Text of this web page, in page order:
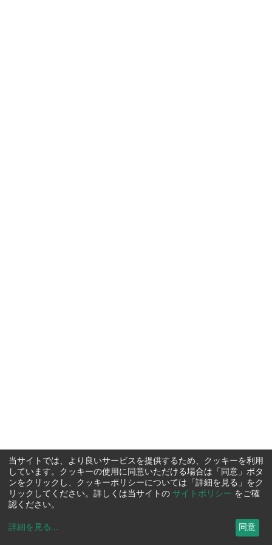
当サイトでは、より良いサービスを提供するため、クッキーを利用
しています。クッキーの使用に同意いただける場合は「同意」ボタ
ンをクリックし、クッキーポリシーについては「詳細を見る」をク
リックしてください。詳しくは当サイトの サイトポリシー をご確
認ください。
詳細を見る ... 同意